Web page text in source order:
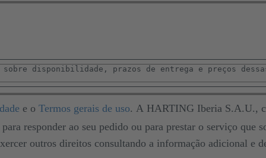
e o Termos gerais de uso. A HARTING Iberia S.A.U.,
para responder ao seu pedido ou para prestar o serviço que
outros direitos consultando a informação adicional e